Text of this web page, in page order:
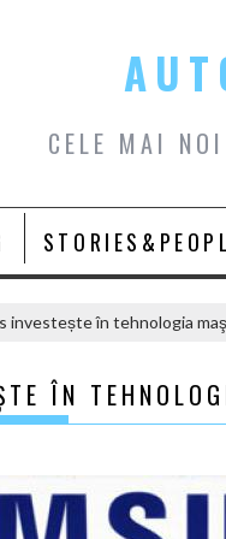
CELE MAI
investește în tehnologia
ÎN